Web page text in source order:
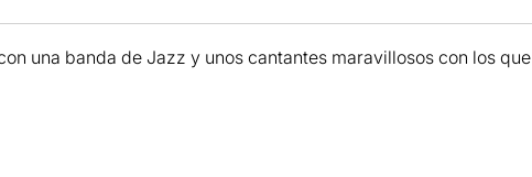
una banda de Jazz y unos cantantes maravillosos con los que